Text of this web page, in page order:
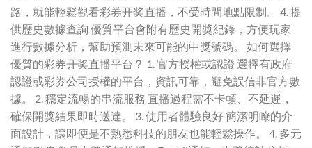
路，就能輕鬆觀看彩券开奖直播，不受時間地點限制。 4. 提
供歷史數據查詢 優質平台會附有歷史開獎紀錄，方便玩家
進行數據分析，幫助預測未來可能的中獎號碼。 如何選擇
優質的彩券开奖直播平台？ 1. 官方授權或認證 選擇有政府
認證或彩券公司授權的平台，資訊可靠，避免誤信非官方數
據。 2. 穩定流暢的串流服務 直播過程需不卡頓、不延遲，
確保開獎結果即時送達。 3. 使用者體驗良好 簡潔明瞭的介
面設計，讓即便是不熟悉科技的朋友也能輕鬆操作。 4. 多元